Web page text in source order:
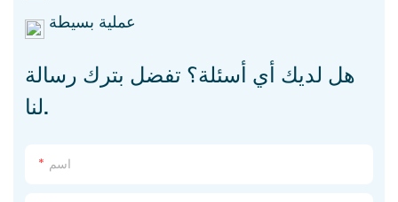
عملية بسيطة
هل لديك أي أسئلة؟ تفضل بترك رسالة
لنا.
اسم